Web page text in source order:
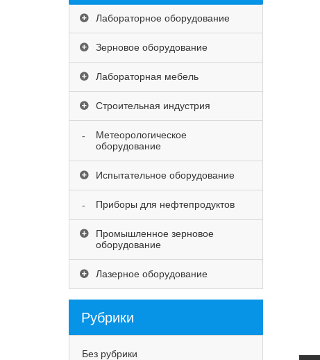
Лабораторное оборудование
Зерновое оборудование
Лабораторная мебель
Строительная индустрия
Метеорологическое
оборудование
Испытательное оборудование
Приборы для нефтепродуктов
Промышленное зерновое
оборудование
Лазерное оборудование
Рубрики
Без рубрики